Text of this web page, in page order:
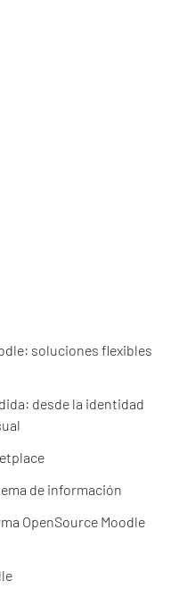
soluciones flexibles
desde la identidad
de información
OpenSource Moodle